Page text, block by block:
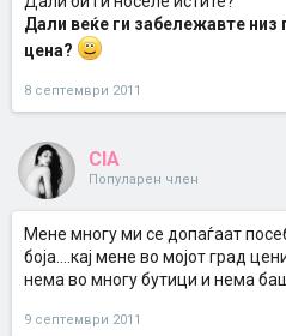
Дали веќе ги забележавте низ
цена?
8 септември 2011
CIA
Популарен член
Мене многу ми се допаѓаат
боја....кај мене во мојот град
нема во многу бутици и нема
9 септември 2011